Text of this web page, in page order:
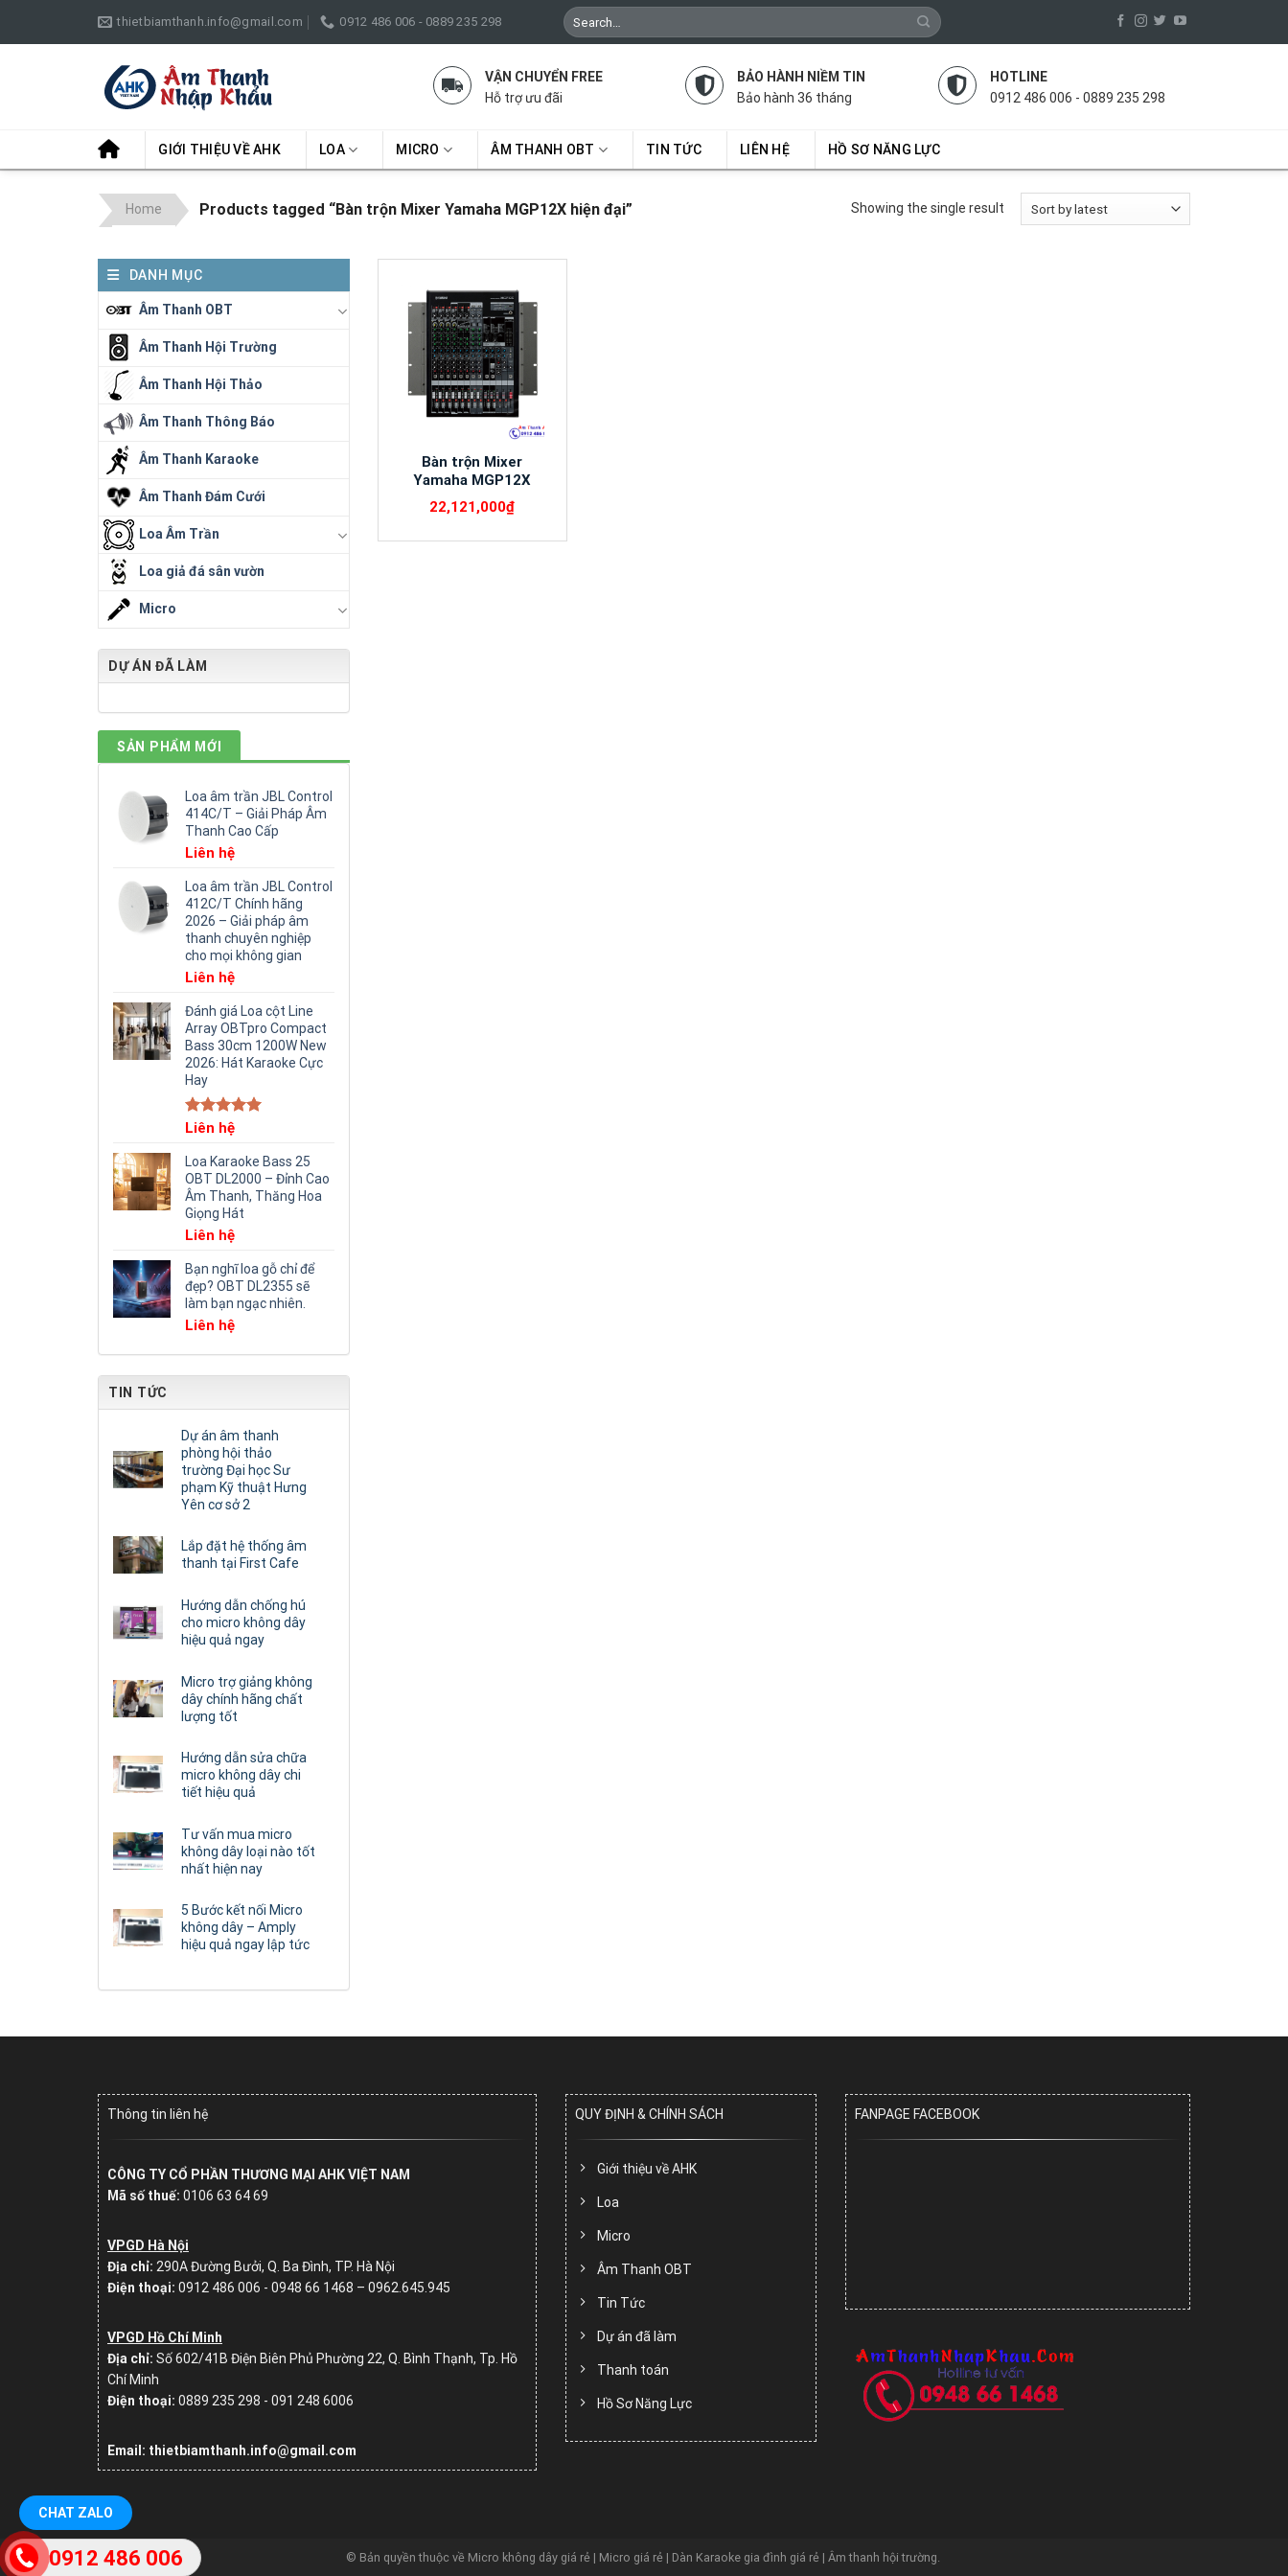
thietbiamthanh.info@gmail.com 0912 486 006 - 0889 235 298
Search
for:
VẬN CHUYỂN FREE
Hỗ trợ ưu đãi
BẢO HÀNH NIỀM TIN
Bảo hành 36 tháng
HOTLINE
0912 486 006 - 0889 235 298
GIỚI THIỆU VỀ AHK LOA MICRO ÂM THANH OBT TIN TỨC LIÊN HỆ HỒ SƠ NĂNG LỰC
Home Products tagged “Bàn trộn Mixer Yamaha MGP12X hiện đại” Showing the single result
DANH MỤC
Âm Thanh OBT
Âm Thanh Hội Trường
Âm Thanh Hội Thảo
Âm Thanh Thông Báo
Âm Thanh Karaoke
Âm Thanh Đám Cưới
Loa Âm Trần
Loa giả đá sân vườn
Micro
DỰ ÁN ĐÃ LÀM
SẢN PHẨM MỚI
Loa âm trần JBL Control
414C/T – Giải Pháp Âm
Thanh Cao Cấp
Liên hệ
Loa âm trần JBL Control
412C/T Chính hãng
2026 – Giải pháp âm
thanh chuyên nghiệp
cho mọi không gian
Liên hệ
Đánh giá Loa cột Line
Array OBTpro Compact
Bass 30cm 1200W New
2026: Hát Karaoke Cực
Hay
Rated5.00
Liên hệ
Loa Karaoke Bass 25
OBT DL2000 – Đỉnh Cao
Âm Thanh, Thăng Hoa
Giọng Hát
Liên hệ
Bạn nghĩ loa gỗ chỉ để
đẹp? OBT DL2355 sẽ
làm bạn ngạc nhiên.
Liên hệ
TIN TỨC
Dự án âm thanh
phòng hội thảo
trường Đại học Sư
phạm Kỹ thuật Hưng
Yên cơ sở 2
Lắp đặt hệ thống âm
thanh tại First Cafe
Hướng dẫn chống hú
cho micro không dây
hiệu quả ngay
Micro trợ giảng không
dây chính hãng chất
lượng tốt
Hướng dẫn sửa chữa
micro không dây chi
tiết hiệu quả
Tư vấn mua micro
không dây loại nào tốt
nhất hiện nay
5 Bước kết nối Micro
không dây – Amply
hiệu quả ngay lập tức
Bàn trộn Mixer
Yamaha MGP12X
22,121,000₫
Thông tin liên hệ
CÔNG TY CỔ PHẦN THƯƠNG MẠI AHK VIỆT NAM
Mã số thuế: 0106 63 64 69
VPGD Hà Nội
Địa chỉ: 290A Đường Bưởi, Q. Ba Đình, TP. Hà Nội
Điện thoại: 0912 486 006 - 0948 66 1468 – 0962.645.945
VPGD Hồ Chí Minh
Địa chỉ: Số602/41B Điện Biên Phủ Phường 22, Q. Bình Thạnh, Tp. Hồ
Chí Minh
Điện thoại: 0889 235 298 - 091 248 6006
Email: thietbiamthanh.info@gmail.com
QUY ĐỊNH & CHÍNH SÁCH
Giới thiệu về AHK
Loa
Micro
Âm Thanh OBT
Tin Tức
Dự án đã làm
Thanh toán
Hồ Sơ Năng Lực
FANPAGE FACEBOOK
© Bản quyền thuộc về Micro không dây giá rẻ | Micro giá rẻ | Dàn Karaoke gia đình giá rẻ | Âm thanh hội trường.
CHAT ZALO
0912 486 006